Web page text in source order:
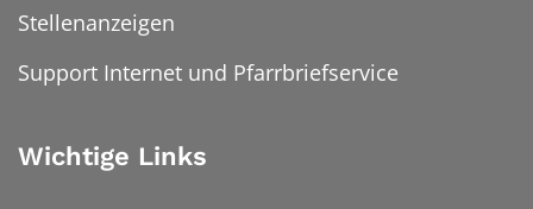
Stellenanzeigen
Support Internet und Pfarrbriefservice
Wichtige Links